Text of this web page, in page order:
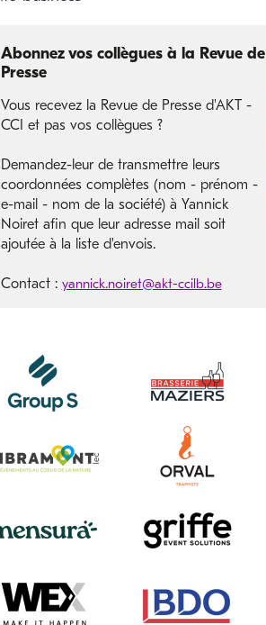
Abonnez vos collègues à la Revue de
Presse
Vous recevez la Revue de Presse d'AKT -
CCI et pas vos collègues ?
Demandez-leur de transmettre leurs
coordonnées complètes (nom - prénom -
e-mail - nom de la société) à Yannick
Noiret afin que leur adresse mail soit
ajoutée à la liste d'envois.
Contact : yannick.noiret@akt-ccilb.be